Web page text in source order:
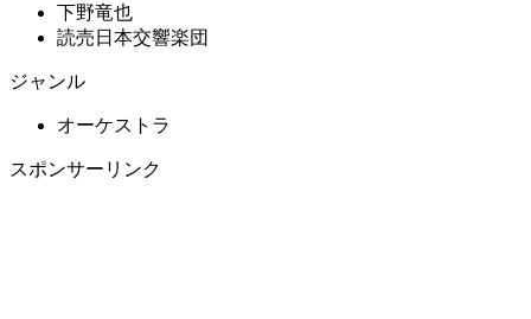
下野竜也
読売日本交響楽団
ジャンル
オーケストラ
スポンサーリンク